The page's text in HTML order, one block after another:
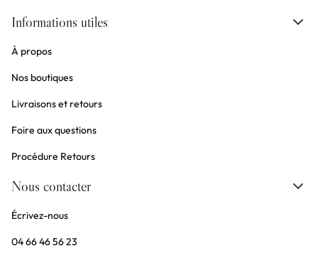
Informations utiles
À propos
Nos boutiques
Livraisons et retours
Foire aux questions
Procédure Retours
Nous contacter
Écrivez-nous
04 66 46 56 23